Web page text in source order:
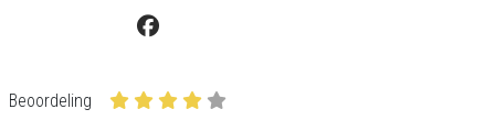
Beoordeling